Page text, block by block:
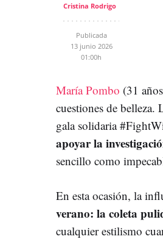
Cristina Rodrigo
Publicada
13 junio 2026
01:00h
María Pombo (31
cuestiones de
gala solidaria
apoyar la
sencillo como
En esta ocasión, la
verano: la coleta
cualquier estilismo